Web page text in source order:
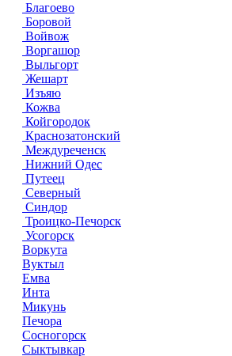
Благоево
Боровой
Войвож
Воргашор
Выльгорт
Жешарт
Изъяю
Кожва
Койгородок
Краснозатонский
Междуреченск
Нижний Одес
Путеец
Северный
Синдор
Троицко-Печорск
Усогорск
Воркута
Вуктыл
Емва
Инта
Микунь
Печора
Сосногорск
Сыктывкар